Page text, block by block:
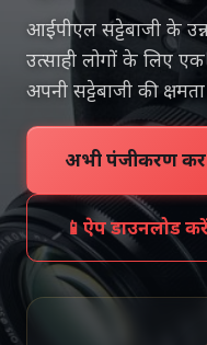
आईपीएल सट्टेबाजी के
उत्साही लोगों के लिए
अपनी सट्टेबाजी की
अभी पंजीकरण
📱 ऐप डाउनलोड